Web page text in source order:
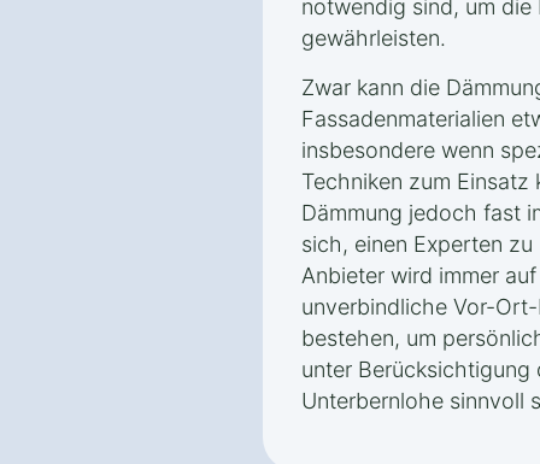
notwendig sind, um
gewährleisten.
Zwar kann die
Fassadenmaterialien
insbesondere wenn
Techniken zum
Dämmung jedoch fast
sich, einen Experten
Anbieter wird immer
unverbindliche Vor-
bestehen, um
unter Berücksichtigung
Unterbernlohe sinnvoll